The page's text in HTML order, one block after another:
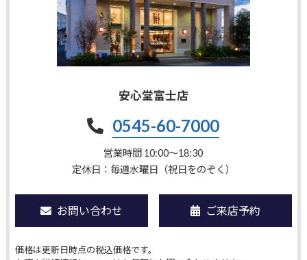
安心堂富士店
0545-60-7000
営業時間 10:00〜18:30
定休日：毎週水曜日（祝日をのぞく）
お問い合わせ ご来店予約
価格は更新日時点の税込価格です。